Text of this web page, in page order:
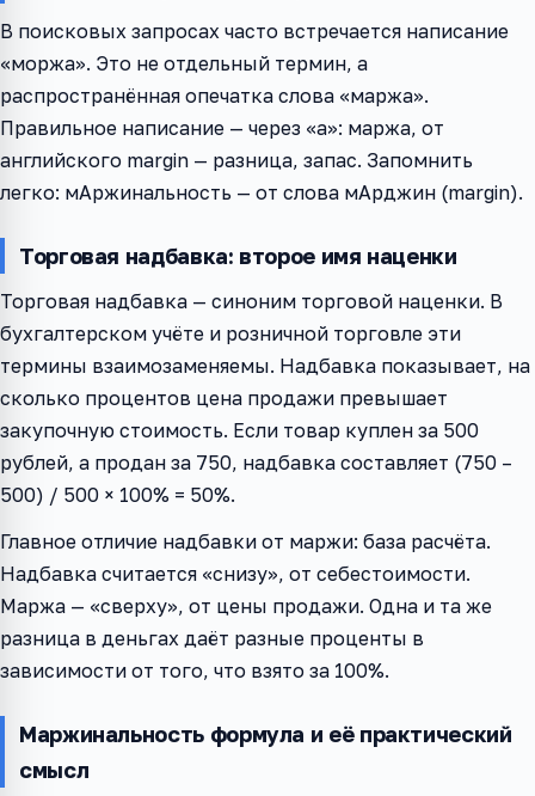
В поисковых запросах часто встречается написание
«моржа». Это не отдельный термин, а
распространённая опечатка слова «маржа».
Правильное написание — через «а»: маржа, от
английского margin — разница, запас. Запомнить
легко: мАржинальность — от слова мАрджин (margin).
Торговая надбавка: второе имя наценки
Торговая надбавка — синоним торговой наценки. В
бухгалтерском учёте и розничной торговле эти
термины взаимозаменяемы. Надбавка показывает, на
сколько процентов цена продажи превышает
закупочную стоимость. Если товар куплен за 500
рублей, а продан за 750, надбавка составляет (750 –
500) / 500 × 100% = 50%.
Главное отличие надбавки от маржи: база расчёта.
Надбавка считается «снизу», от себестоимости.
Маржа — «сверху», от цены продажи. Одна и та же
разница в деньгах даёт разные проценты в
зависимости от того, что взято за 100%.
Маржинальность формула и её практический
смысл